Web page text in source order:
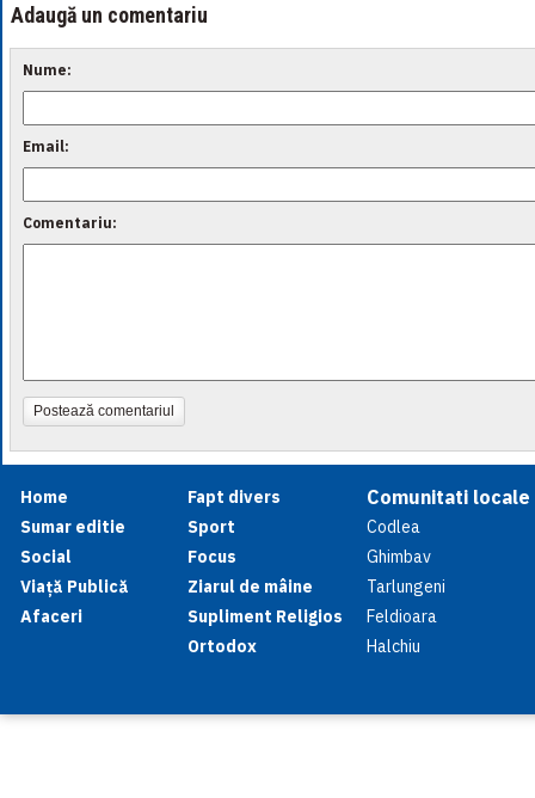
Adaugă un comentariu
Nume:
Email:
Comentariu:
Postează comentariul
Home
Sumar editie
Social
Viață Publică
Afaceri
Fapt divers
Sport
Focus
Ziarul de mâine
Supliment Religios
Ortodox
Comunitati locale
Codlea
Ghimbav
Tarlungeni
Feldioara
Halchiu